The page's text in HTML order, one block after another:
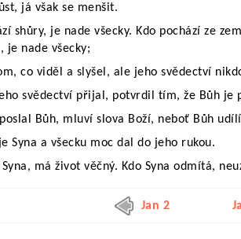
já však se menšit.
shůry, je nade všecky. Kdo pochází ze
je nade všecky;
co viděl a slyšel, ale jeho svědectví
svědectví přijal, potvrdil tím, že Bůh je
Bůh, mluví slova Boží, neboť Bůh
Syna a všecku moc dal do jeho rukou.
má život věčný. Kdo Syna odmítá,
Jan 2